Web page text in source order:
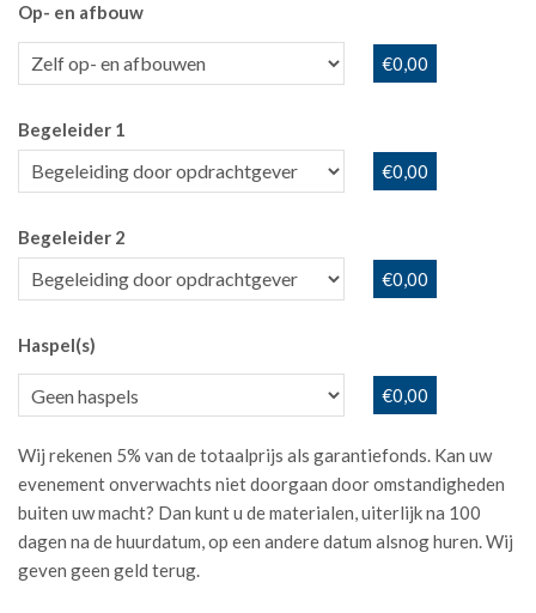
Op- en afbouw
€0,00
Begeleider 1
€0,00
Begeleider 2
€0,00
Haspel(s)
€0,00
Wij rekenen 5% van de totaalprijs als garantiefonds. Kan uw
evenement onverwachts niet doorgaan door omstandigheden
buiten uw macht? Dan kunt u de materialen, uiterlijk na 100
dagen na de huurdatum, op een andere datum alsnog huren. Wij
geven geen geld terug.